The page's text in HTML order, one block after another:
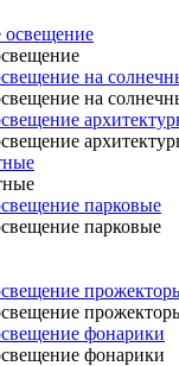
освещение
на
на
парковые
парковые
фонарики
фонарики